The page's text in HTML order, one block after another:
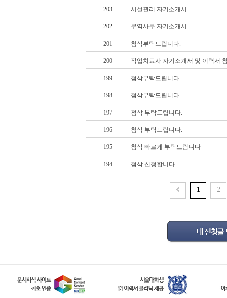
203 시설관리 자기소개서
202 무역사무 자기소개서
201 첨삭부탁드립니다.
200 작업치료사 자기소개서 및 이력서
199 첨삭부탁드립니다.
198 첨삭부탁드립니다.
197 첨삭 부탁드립니다.
196 첨삭 부탁드립니다.
195 첨삭 빠르게 부탁드림니다
194 첨삭 신청합니다.
1 2